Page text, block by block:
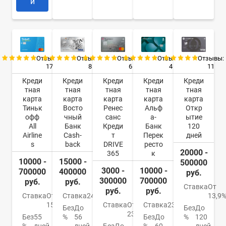
Отзывы:
17
Креди
тная
карта
Тиньк
офф
All
Airline
s
10000 -
700000
руб.
СтавкаОт
15%
Без55
Отзывы:
8
Креди
тная
карта
Восто
чный
Банк
Cash-
back
15000 -
400000
руб.
Ставка24%
Без
%
До
56
Отзывы:
6
Креди
тная
карта
Ренес
санс
Креди
т
DRIVE
365
3000 -
300000
руб.
СтавкаОт
23.9%
Отзывы:
4
Креди
тная
карта
Альф
а-
Банк
Перек
ресто
к
10000 -
700000
руб.
Ставка23.99%
БезДо
Отзывы:
11
Креди
тная
карта
Откр
ытие
120
дней
20000 -
500000
руб.
СтавкаОт
13,9%
Без
%
До
120